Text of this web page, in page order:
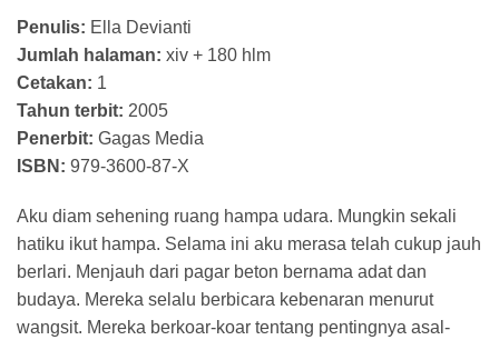
Penulis: Ella Devianti
Jumlah halaman: xiv + 180 hlm
Cetakan: 1
Tahun terbit: 2005
Penerbit: Gagas Media
ISBN: 979-3600-87-X
Aku diam sehening ruang hampa udara. Mungkin sekali
hatiku ikut hampa. Selama ini aku merasa telah cukup jauh
berlari. Menjauh dari pagar beton bernama adat dan
budaya. Mereka selalu berbicara kebenaran menurut
wangsit. Mereka berkoar-koar tentang pentingnya asal-